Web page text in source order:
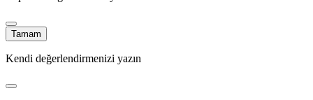
Tamam
Kendi değerlendirmenizi yazın